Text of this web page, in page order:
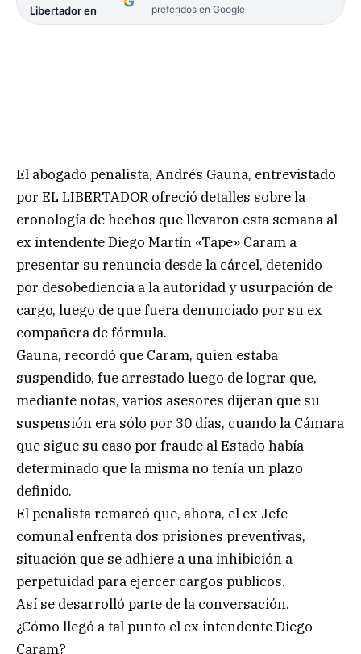
Libertador en
preferidos en Google
El abogado penalista, Andrés Gauna, entrevistado
por EL LIBERTADOR ofreció detalles sobre la
cronología de hechos que llevaron esta semana al
ex intendente Diego Martín «Tape» Caram a
presentar su renuncia desde la cárcel, detenido
por desobediencia a la autoridad y usurpación de
cargo, luego de que fuera denunciado por su ex
compañera de fórmula.
Gauna, recordó que Caram, quien estaba
suspendido, fue arrestado luego de lograr que,
mediante notas, varios asesores dijeran que su
suspensión era sólo por 30 días, cuando la Cámara
que sigue su caso por fraude al Estado había
determinado que la misma no tenía un plazo
definido.
El penalista remarcó que, ahora, el ex Jefe
comunal enfrenta dos prisiones preventivas,
situación que se adhiere a una inhibición a
perpetuidad para ejercer cargos públicos.
Así se desarrolló parte de la conversación.
¿Cómo llegó a tal punto el ex intendente Diego
Caram?